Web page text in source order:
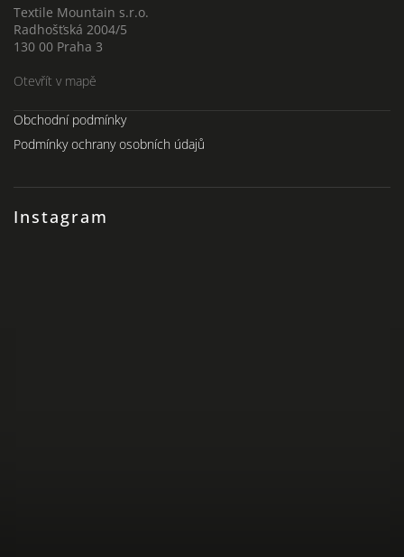
Textile Mountain s.r.o.
Radhošťská 2004/5
130 00 Praha 3
Otevřít v mapě
Instagram
Obchodní podmínky
Podmínky ochrany osobních údajů